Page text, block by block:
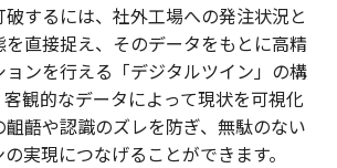
破するには、社外工場への発注状況と
を直接捉え、そのデータをもとに高精
ンを行える「デジタルツイン」の構
観的なデータによって現状を可視化
齬や認識のズレを防ぎ、無駄のない
実現につなげることができます。